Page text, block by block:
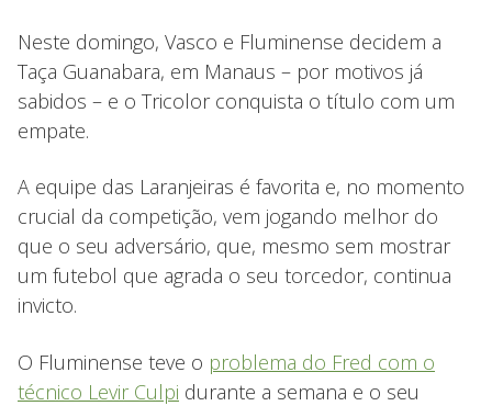
Neste domingo, Vasco e Fluminense decidem a
Taça Guanabara, em Manaus – por motivos já
sabidos – e o Tricolor conquista o título com um
empate.
A equipe das Laranjeiras é favorita e, no momento
crucial da competição, vem jogando melhor do
que o seu adversário, que, mesmo sem mostrar
um futebol que agrada o seu torcedor, continua
invicto.
O Fluminense teve o problema do Fred com o
técnico Levir Culpi durante a semana e o seu